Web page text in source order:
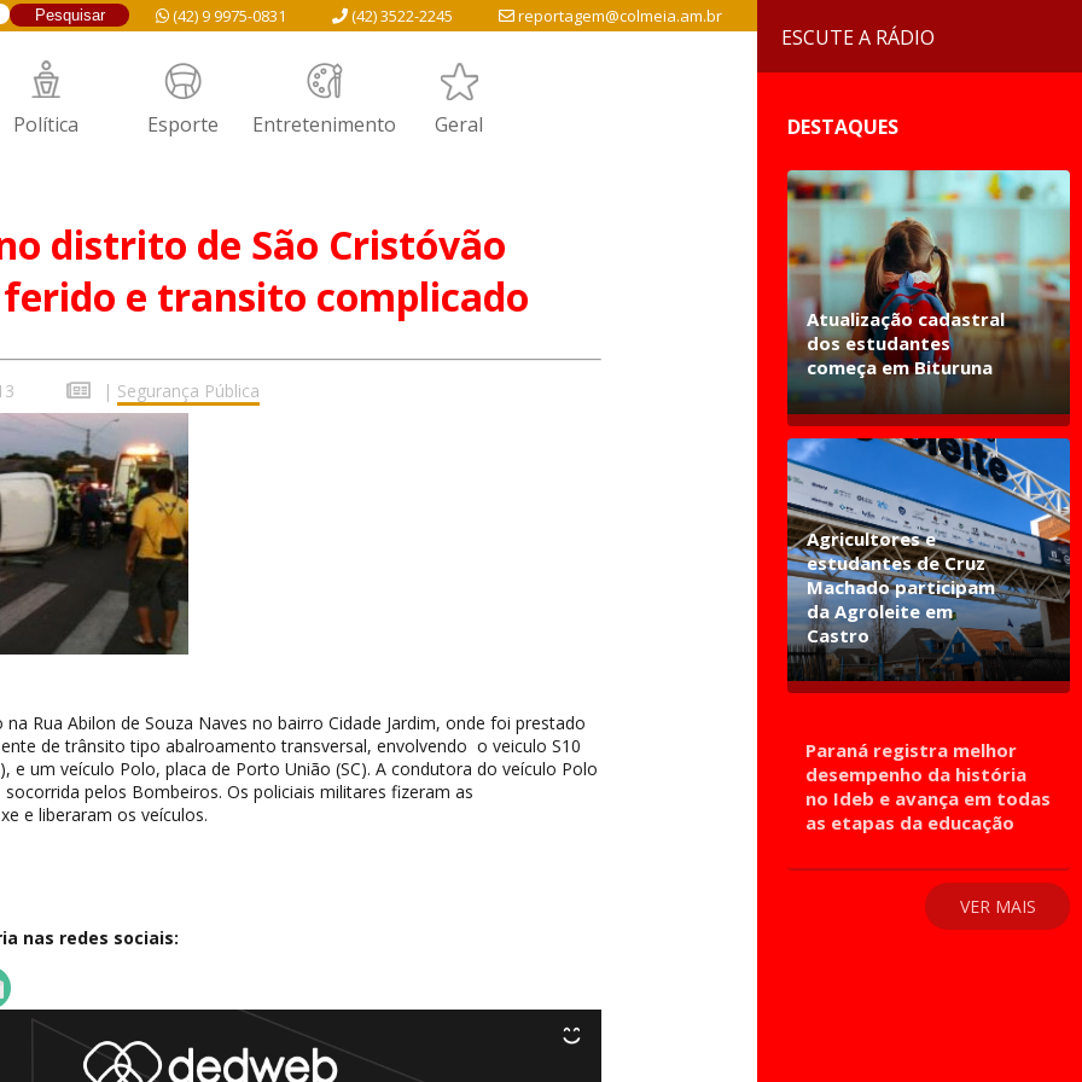
reportagem@colmeia.am.br
(42) 3522-2245
(42) 9 9975-0831
Política Esporte Entretenimento Geral
distrito de São Cristóvão
e transito complicado
| Segurança Pública
Rua Abilon de Souza Naves no bairro Cidade Jardim, onde foi prestado
de trânsito tipo abalroamento transversal, envolvendo o veiculo S10
e um veículo Polo, placa de Porto União (SC). A condutora do veículo Polo
pelos Bombeiros. Os policiais militares fizeram as
e liberaram os veículos.
nas redes sociais:
ESCUTE A RÁDIO
DESTAQUES
Atualização cadastral
dos estudantes
começa em Bituruna
Agricultores e
estudantes de Cruz
Machado participam
da Agroleite em
Castro
Paraná registra melhor
desempenho da história
no Ideb e avança em todas
as etapas da educação
VER MAIS